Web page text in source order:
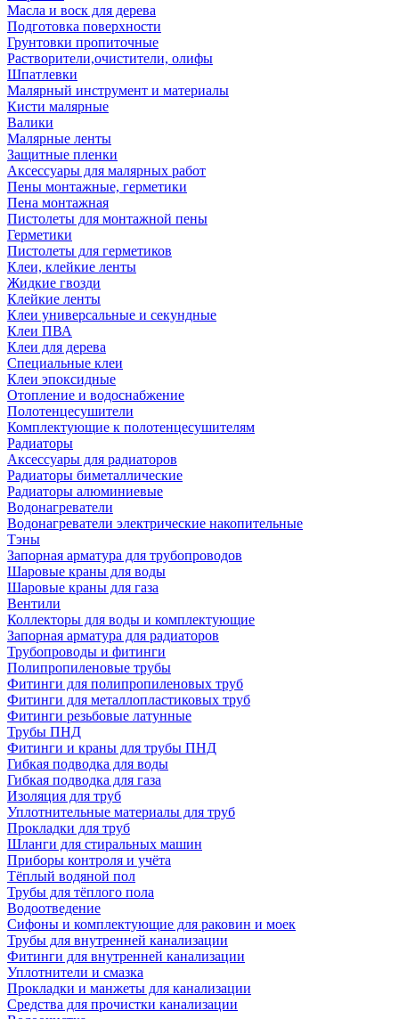
Масла и воск для дерева
Подготовка поверхности
Грунтовки пропиточные
Растворители,очистители, олифы
Шпатлевки
Малярный инструмент и материалы
Кисти малярные
Валики
Малярные ленты
Защитные пленки
Аксессуары для малярных работ
Пены монтажные, герметики
Пена монтажная
Пистолеты для монтажной пены
Герметики
Пистолеты для герметиков
Клеи, клейкие ленты
Жидкие гвозди
Клейкие ленты
Клеи универсальные и секундные
Клеи ПВА
Клеи для дерева
Специальные клеи
Клеи эпоксидные
Отопление и водоснабжение
Полотенцесушители
Комплектующие к полотенцесушителям
Радиаторы
Аксессуары для радиаторов
Радиаторы биметаллические
Радиаторы алюминиевые
Водонагреватели
Водонагреватели электрические накопительные
Тэны
Запорная арматура для трубопроводов
Шаровые краны для воды
Шаровые краны для газа
Вентили
Коллекторы для воды и комплектующие
Запорная арматура для радиаторов
Трубопроводы и фитинги
Полипропиленовые трубы
Фитинги для полипропиленовых труб
Фитинги для металлопластиковых труб
Фитинги резьбовые латунные
Трубы ПНД
Фитинги и краны для трубы ПНД
Гибкая подводка для воды
Гибкая подводка для газа
Изоляция для труб
Уплотнительные материалы для труб
Прокладки для труб
Шланги для стиральных машин
Приборы контроля и учёта
Тёплый водяной пол
Трубы для тёплого пола
Водоотведение
Сифоны и комплектующие для раковин и моек
Трубы для внутренней канализации
Фитинги для внутренней канализации
Уплотнители и смазка
Прокладки и манжеты для канализации
Средства для прочистки канализации